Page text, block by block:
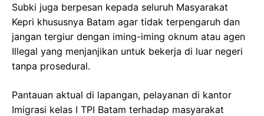
Subki juga berpesan kepada seluruh Masyarakat
Kepri khususnya Batam agar tidak terpengaruh dan
jangan tergiur dengan iming-iming oknum atau agen
Illegal yang menjanjikan untuk bekerja di luar negeri
tanpa prosedural.
Pantauan aktual di lapangan, pelayanan di kantor
Imigrasi kelas I TPI Batam terhadap masyarakat